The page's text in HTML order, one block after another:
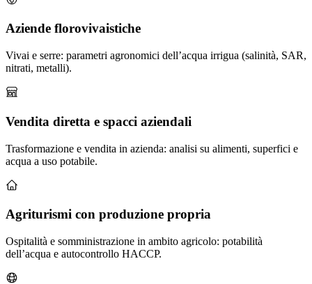
Aziende florovivaistiche
Vivai e serre: parametri agronomici dell’acqua irrigua (salinità, SAR,
nitrati, metalli).
Vendita diretta e spacci aziendali
Trasformazione e vendita in azienda: analisi su alimenti, superfici e
acqua a uso potabile.
Agriturismi con produzione propria
Ospitalità e somministrazione in ambito agricolo: potabilità
dell’acqua e autocontrollo HACCP.